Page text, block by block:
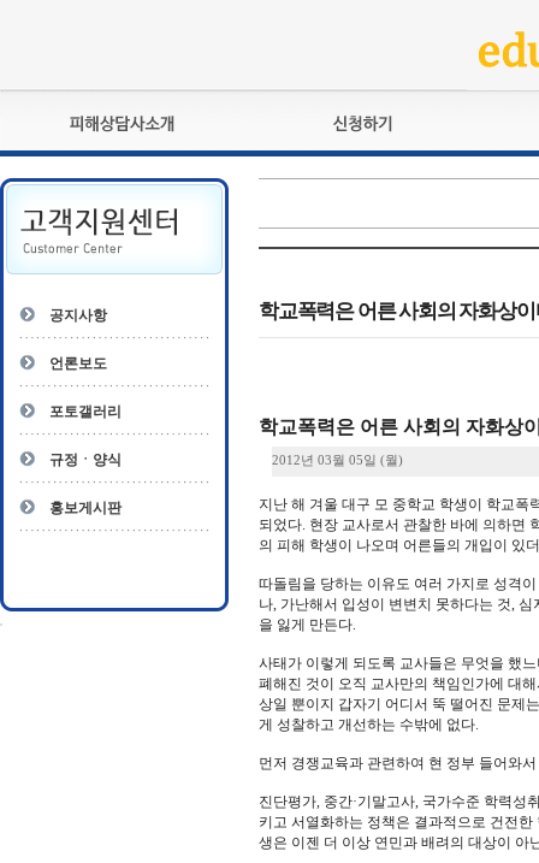
피해상담사란?
자격관리규정
상담사 자격증 확인
- 피해상담사 1급
- 전문수련감독자
- 전문수련기관
교육훈련
자격복원
공지사항
언론보도
포토갤러리
규정ㆍ양식
홍보게시판
학교폭력은 어른 사회의 자화상
학교폭력은 어른 사회의 자화상
2012년 03월 05일 (월)
지난 해 겨울 대구 모 중학교 학생이 학교
되었다. 현장 교사로서 관찰한 바에 의하면
의 피해 학생이 나오며 어른들의 개입이 있
따돌림을 당하는 이유도 여러 가지로 성격
나, 가난해서 입성이 변변치 못하다는 것,
을 잃게 만든다.
사태가 이렇게 되도록 교사들은 무엇을 했
폐해진 것이 오직 교사만의 책임인가에 대
상일 뿐이지 갑자기 어디서 뚝 떨어진 문제
게 성찰하고 개선하는 수밖에 없다.
먼저 경쟁교육과 관련하여 현 정부 들어와
진단평가, 중간·기말고사, 국가수준 학력성
키고 서열화하는 정책은 결과적으로 건전
생은 이젠 더 이상 연민과 배려의 대상이 아